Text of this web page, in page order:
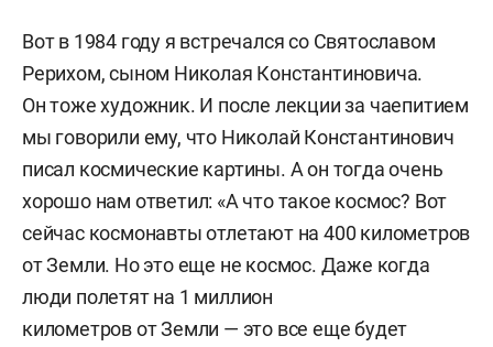
Вот в 1984 году я встречался со Святославом
Рерихом, сыном Николая Константиновича.
Он тоже художник. И после лекции за чаепитием
мы говорили ему, что Николай Константинович
писал космические картины. А он тогда очень
хорошо нам ответил: «А что такое космос? Вот
сейчас космонавты отлетают на 400 километров
от Земли. Но это еще не космос. Даже когда
люди полетят на 1 миллион
километров от Земли — это все еще будет